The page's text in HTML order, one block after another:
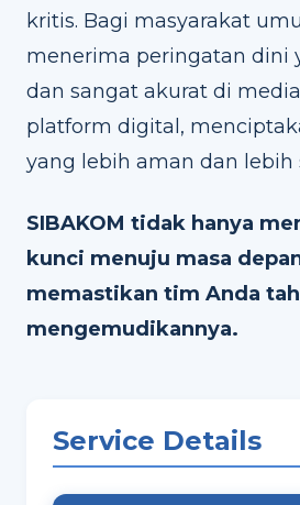
kritis. Bagi masyarakat
menerima peringatan dini
dan sangat akurat di media
platform digital,
yang lebih aman dan lebih
SIBAKOM tidak hanya
kunci menuju masa
memastikan tim Anda
mengemudikannya.
Service Details